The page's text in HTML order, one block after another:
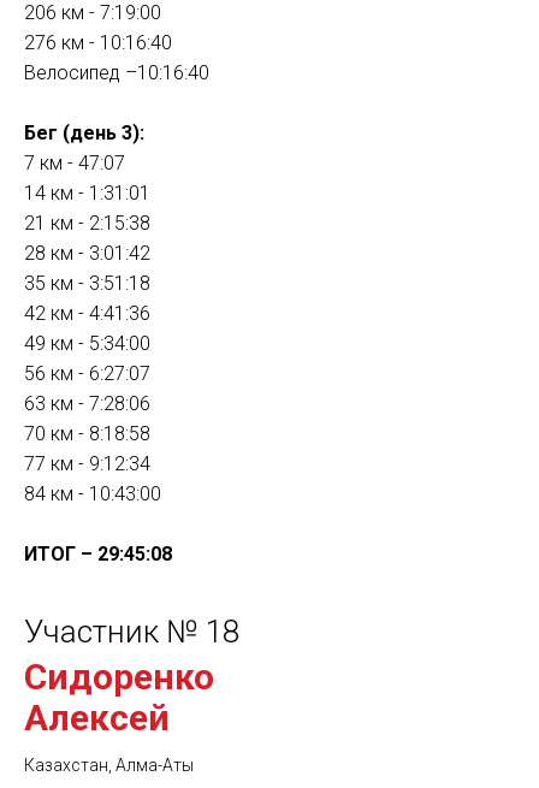
206 км - 7:19:00
276 км - 10:16:40
Велосипед –10:16:40
Бег (день 3):
7 км - 47:07
14 км - 1:31:01
21 км - 2:15:38
28 км - 3:01:42
35 км - 3:51:18
42 км - 4:41:36
49 км - 5:34:00
56 км - 6:27:07
63 км - 7:28:06
70 км - 8:18:58
77 км - 9:12:34
84 км - 10:43:00
ИТОГ – 29:45:08
Участник № 18
Сидоренко
Алексей
Казахстан, Алма-Аты